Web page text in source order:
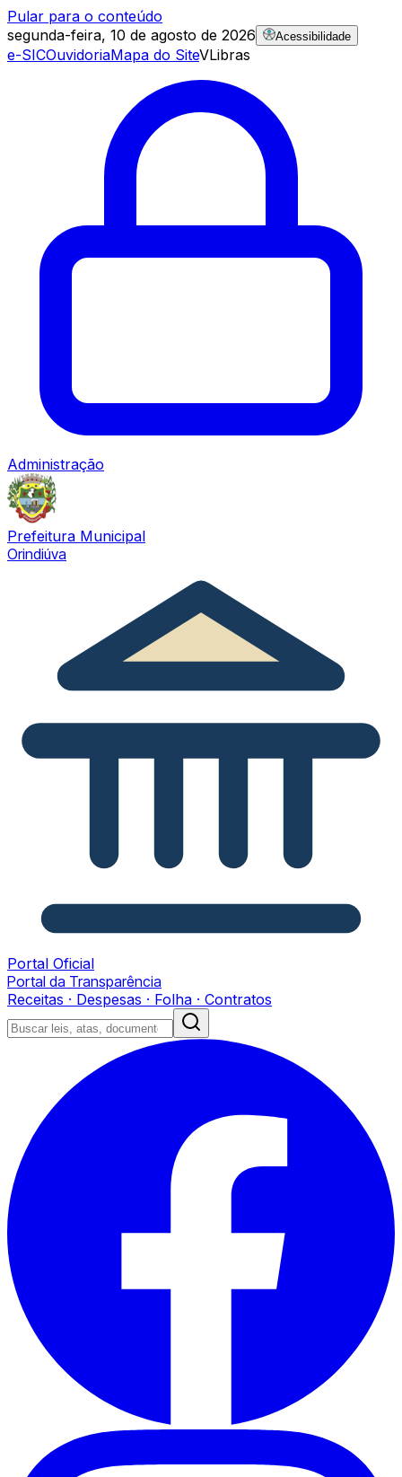
Pular para o conteúdo
segunda-feira, 10 de agosto de 2026
Acessibilidade
e-SICOuvidoriaMapa do SiteVLibras
Administração
Prefeitura Municipal
Orindiúva
Portal Oficial
Portal da Transparência
Receitas · Despesas · Folha · Contratos